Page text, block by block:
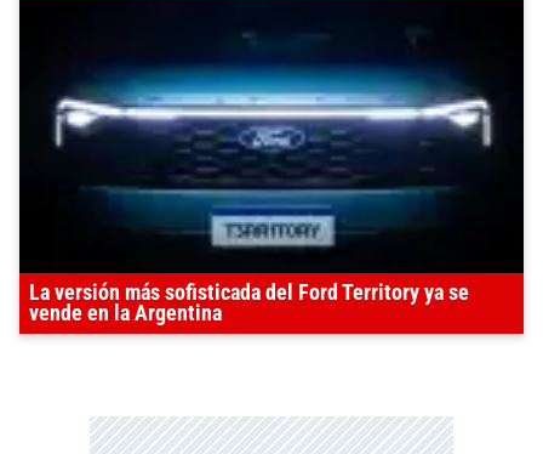
La versión más sofisticada del Ford Territory ya se
vende en la Argentina